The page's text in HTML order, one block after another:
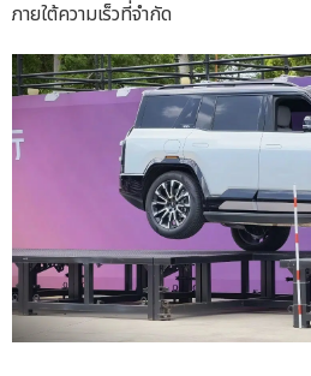
ภายใต้ความเร็วที่จำกัด